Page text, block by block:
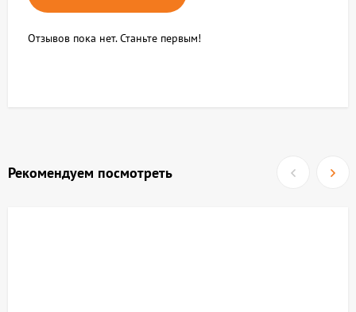
Отзывов пока нет. Станьте первым!
Рекомендуем посмотреть